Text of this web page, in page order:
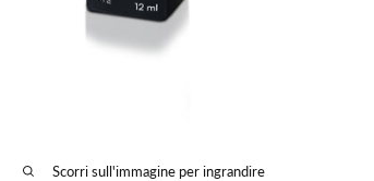
Scorri sull'immagine per ingrandire